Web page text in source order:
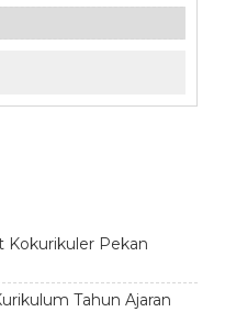
Kokurikuler Pekan
Tahun Ajaran